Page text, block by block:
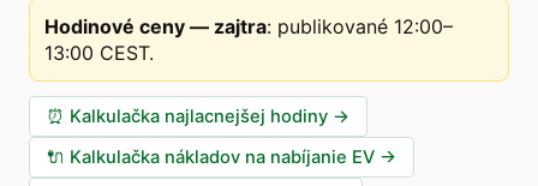
Hodinové ceny — zajtra: publikované 12:00–
13:00 CEST.
⏰ Kalkulačka najlacnejšej hodiny →
🔌 Kalkulačka nákladov na nabíjanie EV →